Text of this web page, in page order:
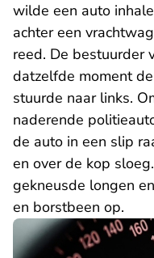
wilde een auto
achter een
reed. De bestuurder
datzelfde moment
stuurde naar links.
naderende
de auto in een slip
en over de kop
gekneusde longen
en borstbeen op.